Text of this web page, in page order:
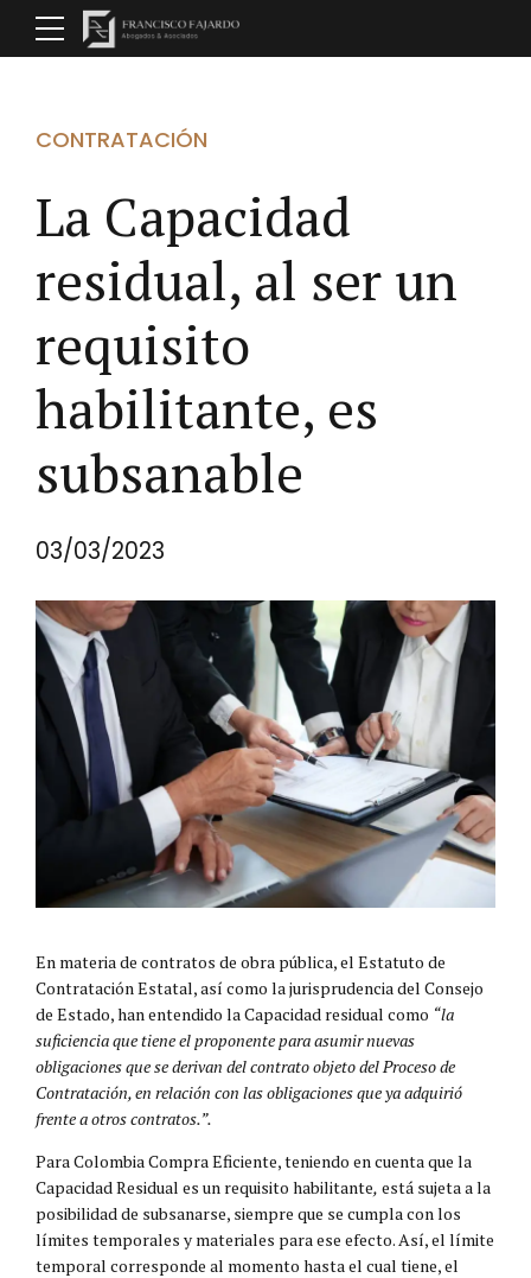
CONTRATACIÓN
La Capacidad
residual, al ser un
requisito
habilitante, es
subsanable
03/03/2023
En materia de contratos de obra pública, el Estatuto de
Contratación Estatal, así como la jurisprudencia del Consejo
de Estado, han entendido la Capacidad residual como “la
suficiencia que tiene el proponente para asumir nuevas
obligaciones que se derivan del contrato objeto del Proceso de
Contratación, en relación con las obligaciones que ya adquirió
frente a otros contratos.”.
Para Colombia Compra Eficiente, teniendo en cuenta que la
Capacidad Residual es un requisito habilitante, está sujeta a la
posibilidad de subsanarse, siempre que se cumpla con los
límites temporales y materiales para ese efecto. Así, el límite
temporal corresponde al momento hasta el cual tiene, el